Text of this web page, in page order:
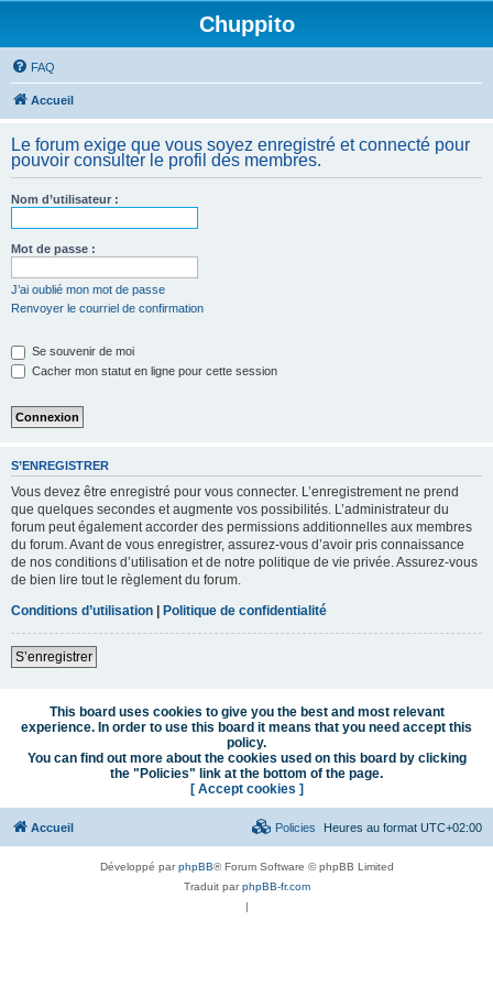
Chuppito
FAQ
Accueil
Le forum exige que vous soyez enregistré et connecté pour
pouvoir consulter le profil des membres.
Nom d’utilisateur :
Mot de passe :
J’ai oublié mon mot de passe
Renvoyer le courriel de confirmation
Se souvenir de moi
Cacher mon statut en ligne pour cette session
S’ENREGISTRER
Vous devez être enregistré pour vous connecter. L’enregistrement ne prend
que quelques secondes et augmente vos possibilités. L’administrateur du
forum peut également accorder des permissions additionnelles aux membres
du forum. Avant de vous enregistrer, assurez-vous d’avoir pris connaissance
de nos conditions d’utilisation et de notre politique de vie privée. Assurez-vous
de bien lire tout le règlement du forum.
Conditions d’utilisation | Politique de confidentialité
S’enregistrer
This board uses cookies to give you the best and most relevant
experience. In order to use this board it means that you need accept this
policy.
You can find out more about the cookies used on this board by clicking
the "Policies" link at the bottom of the page.
[ Accept cookies ]
Accueil Heures au format UTC+02:00
Policies
Développé parphpBB® Forum Software © phpBB Limited
Traduit parphpBB-fr.com
|